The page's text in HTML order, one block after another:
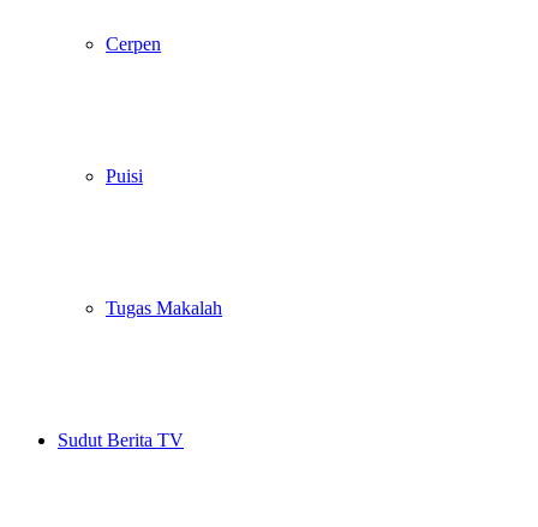
Cerpen
Puisi
Tugas Makalah
Sudut Berita TV